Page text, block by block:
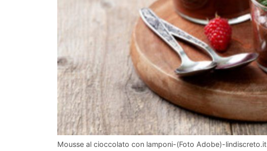
Mousse al cioccolato con lamponi-(Foto Adobe)-lindiscreto.it